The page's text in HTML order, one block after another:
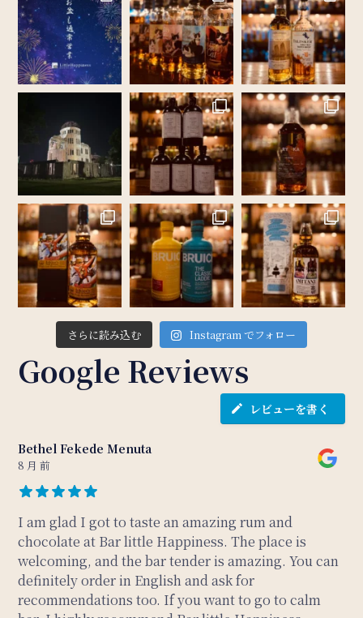
さらに読み込む Instagram でフォロー
Google Reviews
レビューを書く
Bethel Fekede Menuta
8 月 前
I am glad I got to taste an amazing rum and
chocolate at Bar little Happiness. The place is
welcoming, and the bar tender is amazing. You can
definitely order in English and ask for
recommendations too. If you want to go to calm